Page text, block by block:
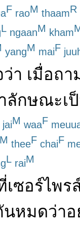
F raoM thaamR
L ngaanM kham
yangM maiF
ว่า เมื่อถา
ลักษณะเ
jaiM waaF
M theeF chaiF
L raiM
เซอร์ไพร
นหมดว่า